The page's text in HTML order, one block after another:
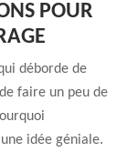
POUR
déborde de
faire un peu de
idée géniale.